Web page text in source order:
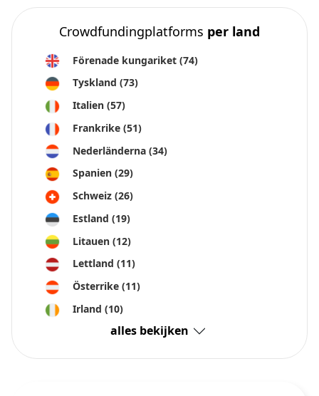
Crowdfundingplatforms per land
Förenade kungariket (74)
Tyskland (73)
Italien (57)
Frankrike (51)
Nederländerna (34)
Spanien (29)
Schweiz (26)
Estland (19)
Litauen (12)
Lettland (11)
Österrike (11)
Irland (10)
alles bekijken